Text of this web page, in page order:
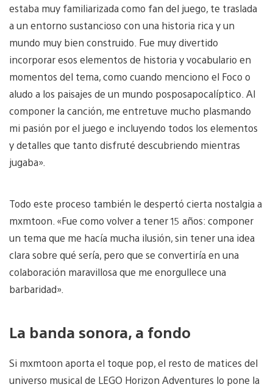
estaba muy familiarizada como fan del juego, te traslada
a un entorno sustancioso con una historia rica y un
mundo muy bien construido. Fue muy divertido
incorporar esos elementos de historia y vocabulario en
momentos del tema, como cuando menciono el Foco o
aludo a los paisajes de un mundo posposapocalíptico. Al
componer la canción, me entretuve mucho plasmando
mi pasión por el juego e incluyendo todos los elementos
y detalles que tanto disfruté descubriendo mientras
jugaba».
Todo este proceso también le despertó cierta nostalgia a
mxmtoon. «Fue como volver a tener 15 años: componer
un tema que me hacía mucha ilusión, sin tener una idea
clara sobre qué sería, pero que se convertiría en una
colaboración maravillosa que me enorgullece una
barbaridad».
La banda sonora, a fondo
Si mxmtoon aporta el toque pop, el resto de matices del
universo musical de LEGO Horizon Adventures lo pone la